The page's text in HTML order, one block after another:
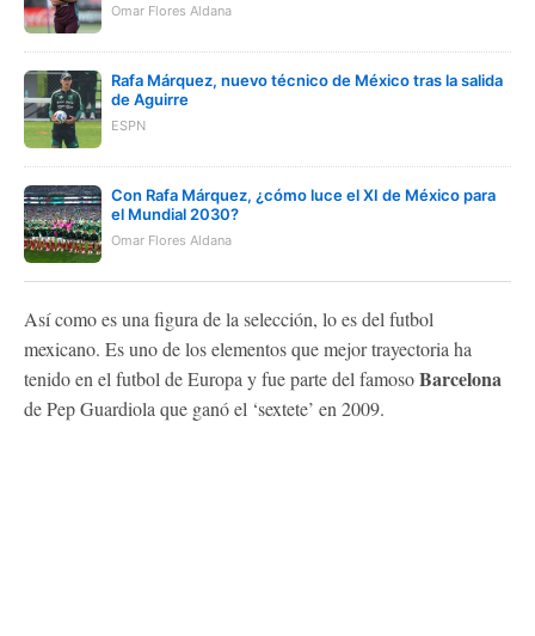
Omar Flores Aldana
Rafa Márquez, nuevo técnico de México tras la salida
de Aguirre
ESPN
Con Rafa Márquez, ¿cómo luce el XI de México para
el Mundial 2030?
Omar Flores Aldana
Así como es una figura de la selección, lo es del futbol
mexicano. Es uno de los elementos que mejor trayectoria ha
tenido en el futbol de Europa y fue parte del famosoBarcelona
de Pep Guardiola que ganó el ‘sextete’ en 2009.